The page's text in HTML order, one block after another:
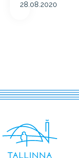
28.08.2020